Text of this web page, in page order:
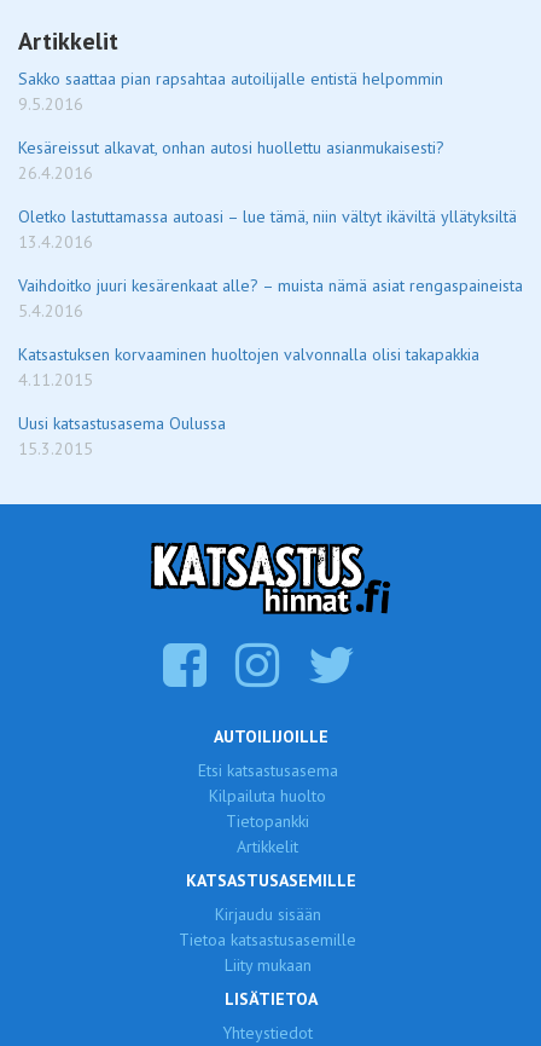
Artikkelit
Sakko saattaa pian rapsahtaa autoilijalle entistä helpommin
9.5.2016
Kesäreissut alkavat, onhan autosi huollettu asianmukaisesti?
26.4.2016
Oletko lastuttamassa autoasi – lue tämä, niin vältyt ikäviltä yllätyksiltä
13.4.2016
Vaihdoitko juuri kesärenkaat alle? – muista nämä asiat rengaspaineista
5.4.2016
Katsastuksen korvaaminen huoltojen valvonnalla olisi takapakkia
4.11.2015
Uusi katsastusasema Oulussa
15.3.2015
AUTOILIJOILLE
Etsi katsastusasema
Kilpailuta huolto
Tietopankki
Artikkelit
KATSASTUSASEMILLE
Kirjaudu sisään
Tietoa katsastusasemille
Liity mukaan
LISÄTIETOA
Yhteystiedot